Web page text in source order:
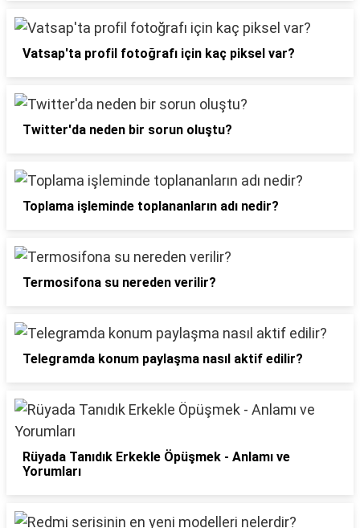
Vatsap'ta profil fotoğrafı için kaç piksel var?
Twitter'da neden bir sorun oluştu?
Toplama işleminde toplananların adı nedir?
Termosifona su nereden verilir?
Telegramda konum paylaşma nasıl aktif edilir?
Rüyada Tanıdık Erkekle Öpüşmek - Anlamı ve
Yorumları